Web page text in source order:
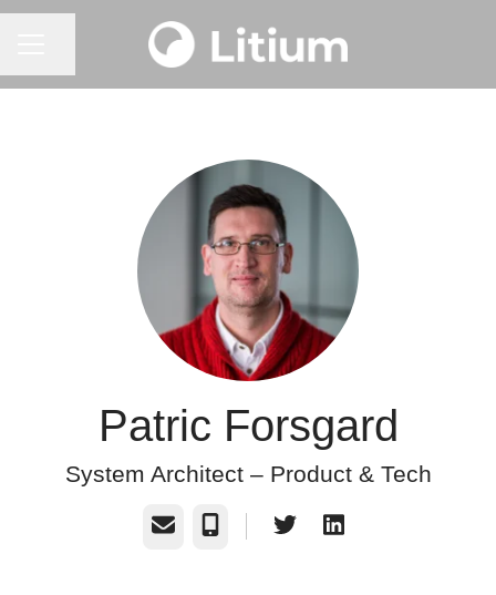
Patric Forsgard
System Architect – Product & Tech
E-post